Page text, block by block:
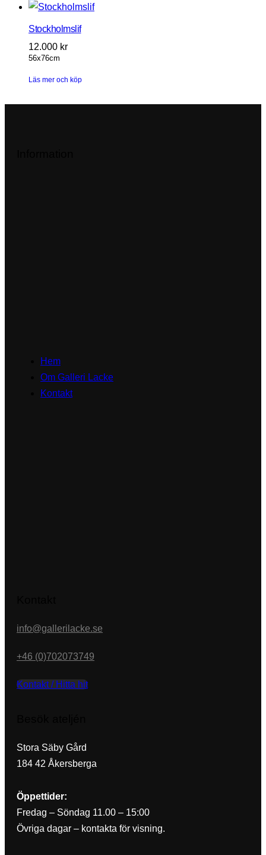
Stockholmslif
12.000 kr
56x76cm
Läs mer och köp
Hem
Om Galleri Lacke
Kontakt
info@gallerilacke.se
+46 (0)702073749
Kontakt / Hitta hit
Stora Säby Gård
184 42 Åkersberga
Öppettider:
Fredag – Söndag 11.00 – 15:00
Övriga dagar – kontakta för visning.